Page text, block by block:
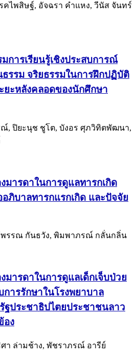
คไพสิษฐ์, อัจฉรา คำแหง, วีนัส จันทร์
การเรียนรู้เชิงประสบการณ์
ธรรม จริยธรรมในการฝึกปฏิบัติ
ยะหลังคลอดของนักศึกษา
, ปิยะนุช ชูโต, บังอร ศุภวิทิตพัฒนา,
มารดาในการดูแลทารกเกิด
ภิบาลทารกแรกเกิด และปัจจัย
รรณ กันธวัง, พิมพาภรณ์ กลั่นกลิ่น
มารดาในการดูแลเด็กเจ็บป่วย
การรักษาในโรงพยาบาล
ฐประชาธิปไตยประชาชนลาว
อง
า ล่ามช้าง, พัชราภรณ์ อารีย์